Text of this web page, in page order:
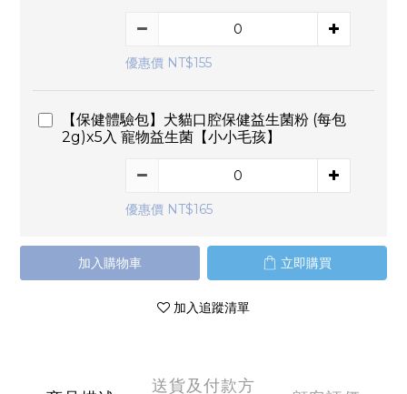
優惠價 NT$155
【保健體驗包】犬貓口腔保健益生菌粉 (每包
2g)x5入 寵物益生菌【小小毛孩】
優惠價 NT$165
加入購物車 立即購買
加入追蹤清單
送貨及付款方